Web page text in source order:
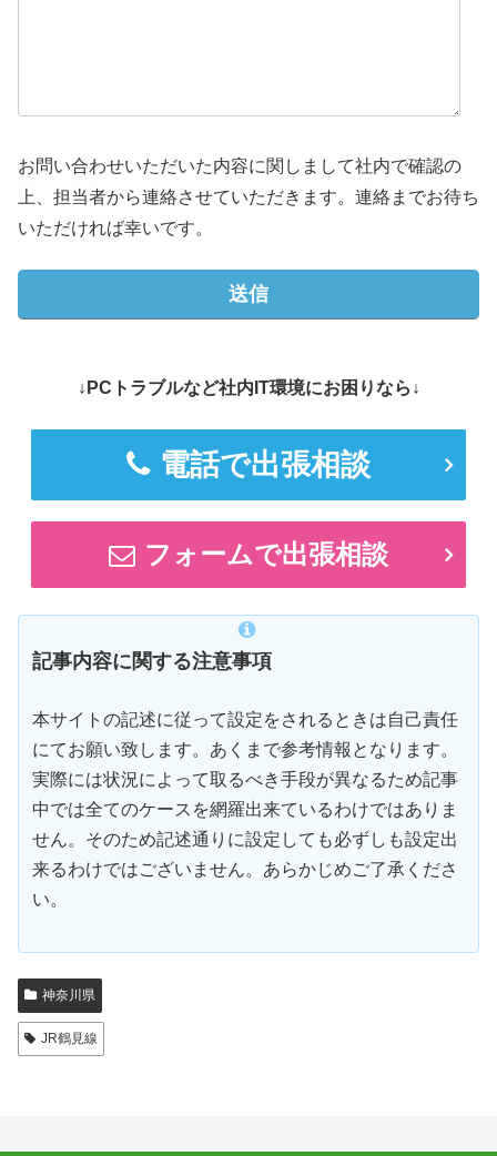
お問い合わせいただいた内容に関しまして社内で確認の
上、担当者から連絡させていただきます。連絡までお待ち
いただければ幸いです。
↓PCトラブルなど社内IT環境にお困りなら↓
電話で出張相談
フォームで出張相談
記事内容に関する注意事項
本サイトの記述に従って設定をされるときは自己責任
にてお願い致します。あくまで参考情報となります。
実際には状況によって取るべき手段が異なるため記事
中では全てのケースを網羅出来ているわけではありま
せん。そのため記述通りに設定しても必ずしも設定出
来るわけではございません。あらかじめご了承くださ
い。
神奈川県
JR鶴見線